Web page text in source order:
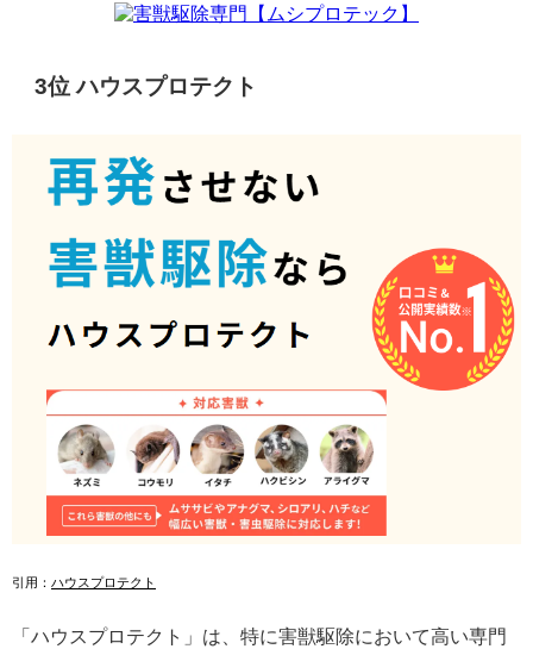
害獣駆除専門【ムシプロテック】
3位 ハウスプロテクト
引用： ハウスプロテクト
「ハウスプロテクト」は、特に害獣駆除において高い専門